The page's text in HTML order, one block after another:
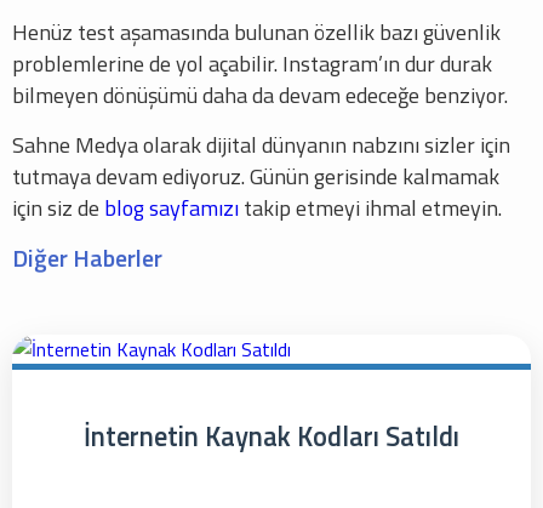
Henüz test aşamasında bulunan özellik bazı güvenlik
problemlerine de yol açabilir. Instagram’ın dur durak
bilmeyen dönüşümü daha da devam edeceğe benziyor.
Sahne Medya olarak dijital dünyanın nabzını sizler için
tutmaya devam ediyoruz. Günün gerisinde kalmamak
için siz de blog sayfamızıtakip etmeyi ihmal etmeyin.
Diğer Haberler
İnternetin Kaynak Kodları Satıldı